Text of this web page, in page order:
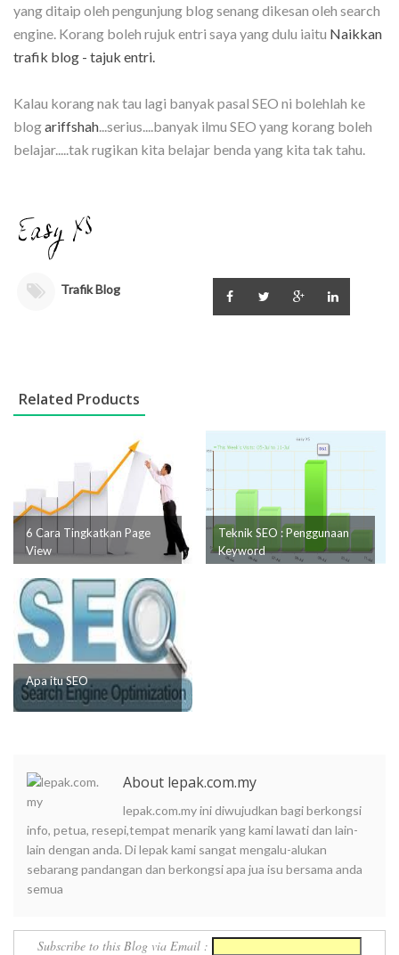
yang ditaip oleh pengunjung blog senang dikesan oleh search
engine. Korang boleh rujuk entri saya yang dulu iaitu Naikkan
trafik blog - tajuk entri.
Kalau korang nak tau lagi banyak pasal SEO ni bolehlah ke
blogariffshah ...serius....banyak ilmu SEO yang korang boleh
belajar.....tak rugikan kita belajar benda yang kita tak tahu.
Trafik Blog
Related Products
6 Cara Tingkatkan Page
View
Teknik SEO : Penggunaan
Keyword
Apa itu SEO
About lepak.com.my
lepak.com.my ini diwujudkan bagi berkongsi
info, petua, resepi,tempat menarik yang kami lawati dan lain-
lain dengan anda. Di lepak kami sangat mengalu-alukan
sebarang pandangan dan berkongsi apa jua isu bersama anda
semua
Subscribe to this Blog via Email :